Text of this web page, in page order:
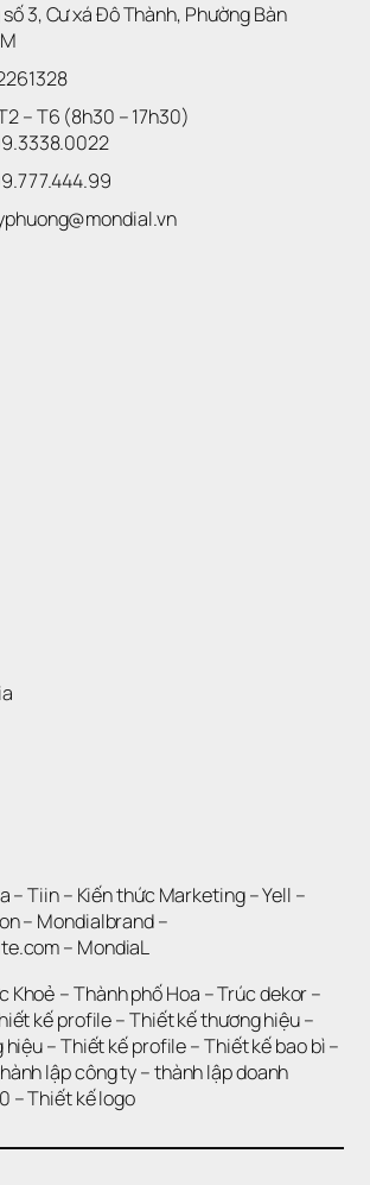
3, Cư xá Đô Thành, Phường Bàn
– T6 (8h30 – 17h30)
– Tiin – Kiến thức Marketing – Yell
– Mondialbrand
– MondiaL
Khoẻ – Thành phố Hoa – Trúc dekor
kế profile – Thiết kế thương hiệu
hiệu – Thiết kế profile – Thiết kế bao bì
lập công ty – thành lập doanh
– Thiết kế logo